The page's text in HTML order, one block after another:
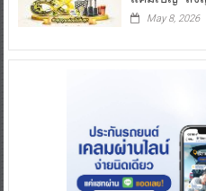
May 8, 2026